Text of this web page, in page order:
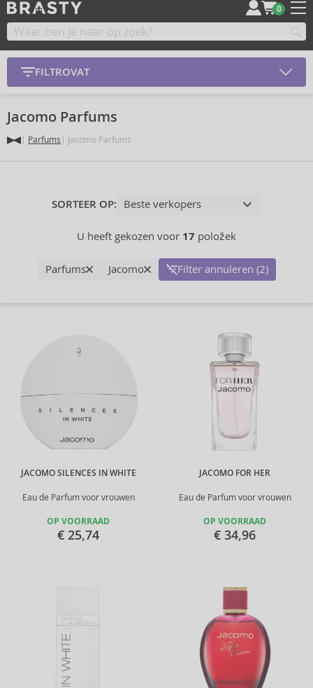
0
FILTROVAT
Jacomo Parfums
Parfums Jacomo Parfums
SORTEER OP:
U heeft gekozen voor 17 položek
Parfums Jacomo Filter annuleren (2)
JACOMO SILENCES IN WHITE
Eau de Parfum voor vrouwen
OP VOORRAAD
€ 25,74
JACOMO FOR HER
Eau de Parfum voor vrouwen
OP VOORRAAD
€ 34,96